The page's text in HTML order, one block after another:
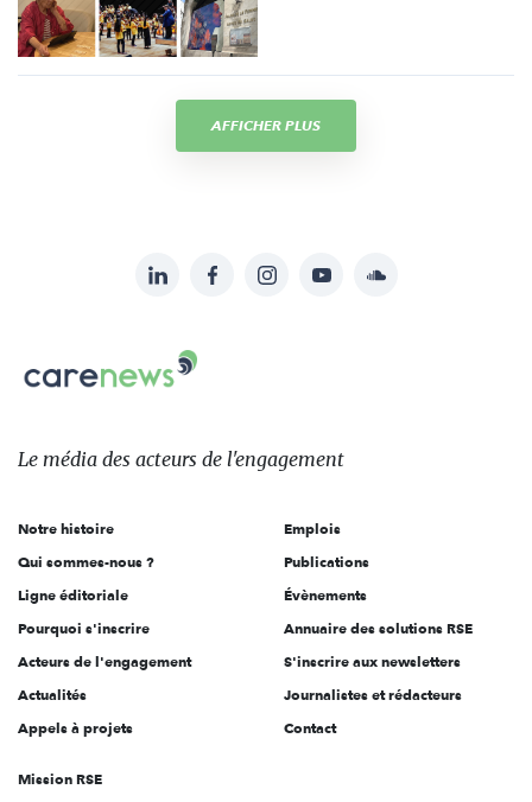
AFFICHER PLUS
sur:
LinkedInFacebookInstagramYouTubeSoundcloud
Le
des
l'engagement
Le média des acteurs de l'engagement
Notre histoire
Qui sommes-nous ?
Ligne éditoriale
Pourquoi s'inscrire
Acteurs de l'engagement
Actualités
Appels à projets
Emplois
Publications
Évènements
Annuaire des solutions RSE
S'inscrire aux newsletters
Journalistes et rédacteurs
Contact
Mission RSE